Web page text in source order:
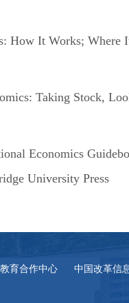
How It Works; Where
Taking Stock,
Economics
University Press
育合作中心 中国改革信